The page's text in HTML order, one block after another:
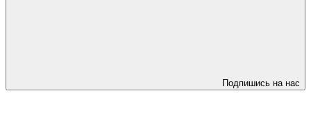
Подпишись на нас